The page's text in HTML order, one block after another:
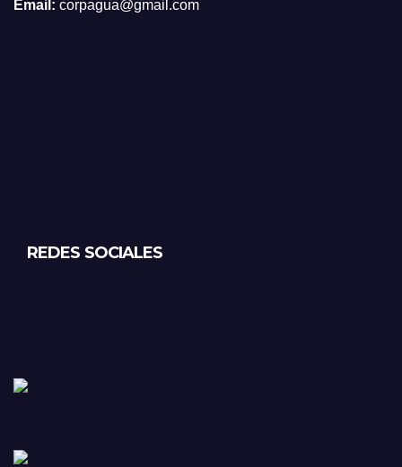
Email: corpagua@gmail.com
REDES SOCIALES